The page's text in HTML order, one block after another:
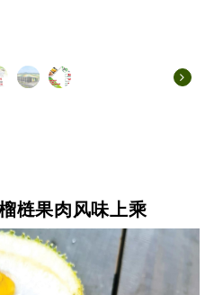
肥调整＆策划管理 榴梿果肉风味上乘